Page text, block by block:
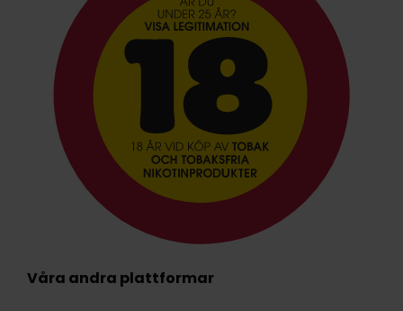
Våra andra plattformar